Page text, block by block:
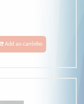
Add ao carrinho